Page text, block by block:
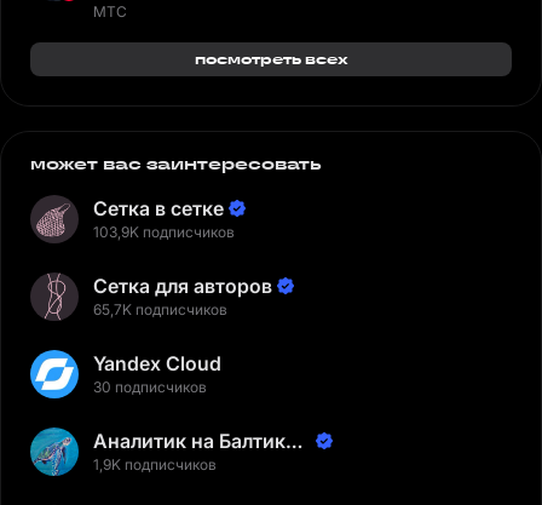
МТС
посмотреть всех
может вас заинтересовать
Сетка в сетке
103,9K подписчиков
Сетка для авторов
65,7K подписчиков
Yandex Cloud
30 подписчиков
Аналитик на Балтике |
Неверов Станислав
1,9K подписчиков